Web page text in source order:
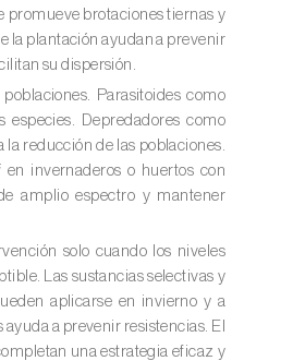
promueve brotaciones tiernas y
la plantación ayudan a prevenir
su dispersión.
Parasitoides como
especies. Depredadores como
la reducción de las poblaciones.
en invernaderos o huertos con
amplio espectro y mantener
solo cuando los niveles
Las sustancias selectivas y
aplicarse en invierno y a
a prevenir resistencias. El
una estrategia eficaz y